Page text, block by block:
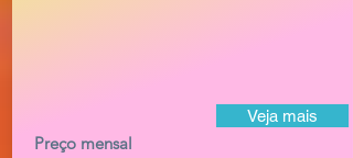
Preço mensal
Veja mais